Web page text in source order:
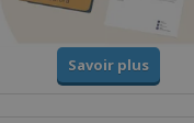
Savoir plus